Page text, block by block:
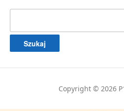
Copyright © 2026